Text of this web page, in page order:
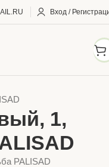
Вход /
1,
PALISAD